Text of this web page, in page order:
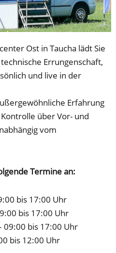
Ost in Taucha lädt Sie
Errungenschaft,
und live in der
Erfahrung
über Vor- und
vom
Termine an:
bis 17:00 Uhr
bis 17:00 Uhr
09:00 bis 17:00 Uhr
bis 12:00 Uhr